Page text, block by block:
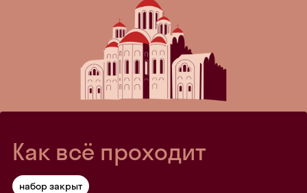
Как всё проходит
набор закрыт